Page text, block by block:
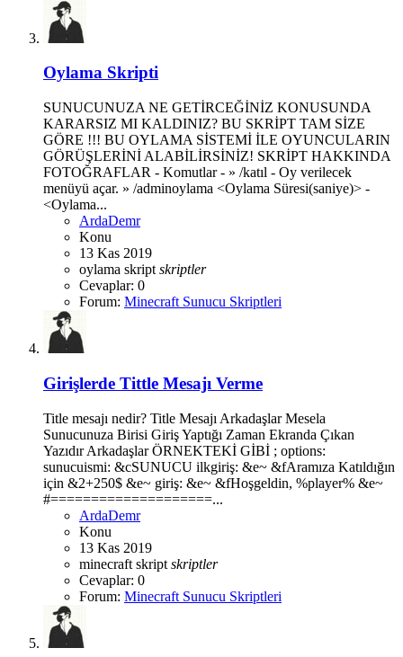
Oylama Skripti
SUNUCUNUZA NE GETİRCEĞİNİZ KONUSUNDA
KARARSIZ MI KALDINIZ? BU SKRİPT TAM SİZE
GÖRE !!! BU OYLAMA SİSTEMİ İLE OYUNCULARIN
GÖRÜŞLERİNİ ALABİLİRSİNİZ! SKRİPT HAKKINDA
FOTOĞRAFLAR - Komutlar - » /katıl - Oy verilecek
menüyü açar. » /adminoylama <Oylama Süresi(saniye)> -
<Oylama...
ArdaDemr
Konu
13 Kas 2019
oylama skript skriptler
Cevaplar: 0
Forum: Minecraft Sunucu Skriptleri
Girişlerde Tittle Mesajı Verme
Title mesajı nedir? Title Mesajı Arkadaşlar Mesela
Sunucunuza Birisi Giriş Yaptığı Zaman Ekranda Çıkan
Yazıdır Arkadaşlar ÖRNEKTEKİ GİBİ ; options:
sunucuismi: &cSUNUCU ilkgiriş: &e~ &fAramıza Katıldığın
için &2+250$ &e~ giriş: &e~ &fHoşgeldin, %player% &e~
#====================...
ArdaDemr
Konu
13 Kas 2019
minecraft skript skriptler
Cevaplar: 0
Forum: Minecraft Sunucu Skriptleri